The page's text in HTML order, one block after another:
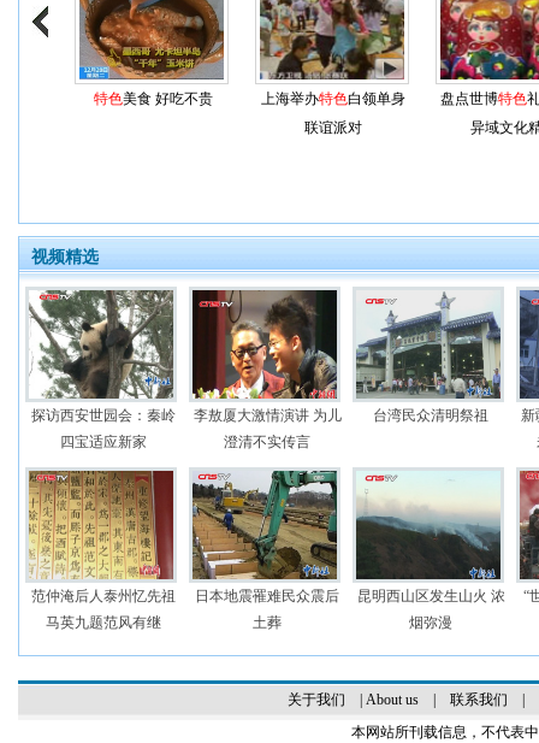
特色美食 好吃不贵 上海举办特色白领单身
联谊派对
盘点世博特色
异域文化
视频精选
探访西安世园会：秦岭
四宝适应新家
李敖厦大激情演讲 为儿
澄清不实传言
台湾民众清明祭祖
新
范仲淹后人泰州忆先祖
马英九题范风有继
日本地震罹难民众震后
土葬
昆明西山区发生山火 浓
烟弥漫
“
关于我们 About us| 联系我们
本网站所刊载信息，不代表